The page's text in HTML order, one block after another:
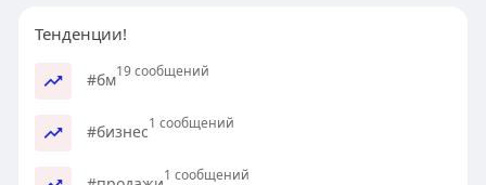
Тенденции!
#бм19 сообщений
#бизнес1 сообщений
1 сообщений